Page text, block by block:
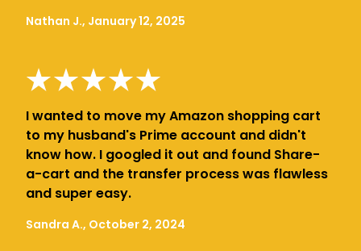
Nathan J., January 12, 2025
I wanted to move my Amazon shopping cart
to my husband's Prime account and didn't
know how. I googled it out and found Share-
a-cart and the transfer process was flawless
and super easy.
Sandra A., October 2, 2024